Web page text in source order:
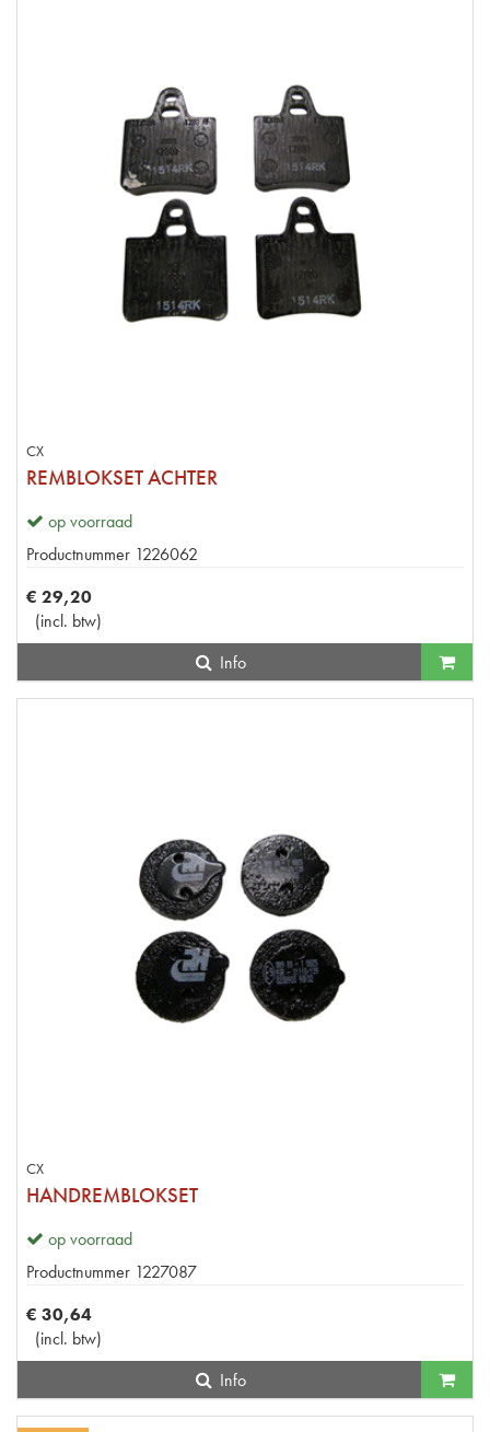
CX
REMBLOKSET ACHTER
op voorraad
Productnummer 1226062
€ 29,20
(incl. btw)
Info
CX
HANDREMBLOKSET
op voorraad
Productnummer 1227087
€ 30,64
(incl. btw)
Info